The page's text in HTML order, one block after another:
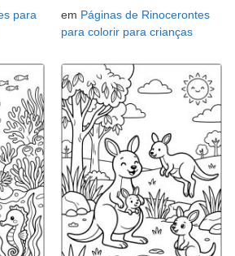
para
em Páginas de Rinocerontes
para colorir para crianças